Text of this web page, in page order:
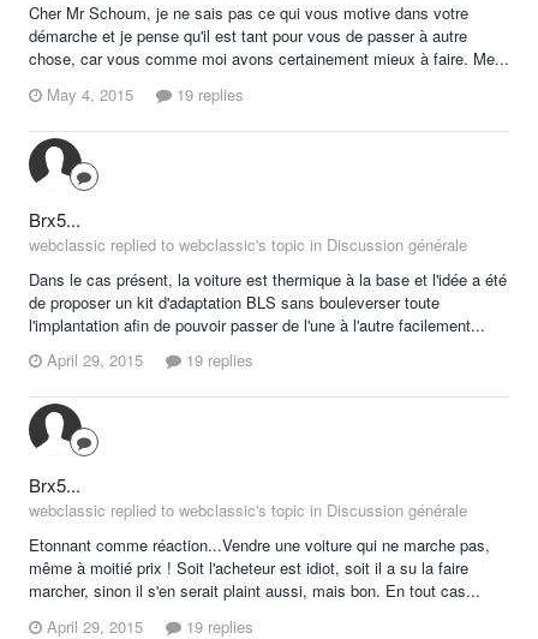
Cher Mr Schoum, je ne sais pas ce qui vous motive dans votre
démarche et je pense qu'il est tant pour vous de passer à autre
chose, car vous comme moi avons certainement mieux à faire. Me...
May 4, 2015
19 replies
Brx5...
webclassic replied to webclassic's topic in Discussion générale
Dans le cas présent, la voiture est thermique à la base et l'idée a été
de proposer un kit d'adaptation BLS sans bouleverser toute
l'implantation afin de pouvoir passer de l'une à l'autre facilement...
April 29, 2015
19 replies
Brx5...
webclassic replied to webclassic's topic in Discussion générale
Etonnant comme réaction...Vendre une voiture qui ne marche pas,
même à moitié prix ! Soit l'acheteur est idiot, soit il a su la faire
marcher, sinon il s'en serait plaint aussi, mais bon. En tout cas...
April 29, 2015
19 replies